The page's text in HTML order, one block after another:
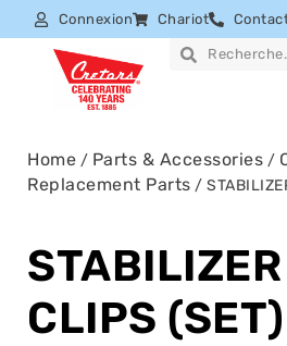
Connexion Chariot
Home / Parts & Accessories /
Replacement Parts /
CLIPS (SET)